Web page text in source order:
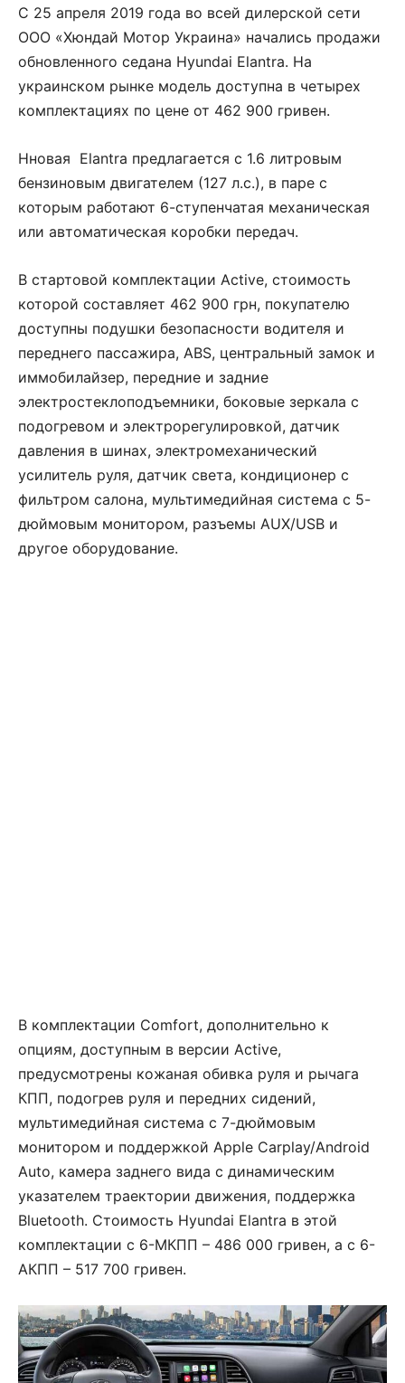
С 25 апреля 2019 года во всей дилерской сети
ООО «Хюндай Мотор Украина» начались продажи
обновленного седана Hyundai Elantra. На
украинском рынке модель доступна в четырех
комплектациях по цене от 462 900 гривен.
Нновая Elantra предлагается с 1.6 литровым
бензиновым двигателем (127 л.с.), в паре с
которым работают 6-ступенчатая механическая
или автоматическая коробки передач.
В стартовой комплектации Active, стоимость
которой составляет 462 900 грн, покупателю
доступны подушки безопасности водителя и
переднего пассажира, ABS, центральный замок и
иммобилайзер, передние и задние
электростеклоподъемники, боковые зеркала с
подогревом и электрорегулировкой, датчик
давления в шинах, электромеханический
усилитель руля, датчик света, кондиционер с
фильтром салона, мультимедийная система с 5-
дюймовым монитором, разъемы AUX/USB и
другое оборудование.
В комплектации Comfort, дополнительно к
опциям, доступным в версии Active,
предусмотрены кожаная обивка руля и рычага
КПП, подогрев руля и передних сидений,
мультимедийная система с 7-дюймовым
монитором и поддержкой Apple Carplay/Android
Auto, камера заднего вида с динамическим
указателем траектории движения, поддержка
Bluetooth. Стоимость Hyundai Elantra в этой
комплектации с 6-МКПП – 486 000 гривен, а с 6-
АКПП – 517 700 гривен.